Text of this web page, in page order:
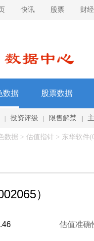
快讯 股票 财经
数据 股票数据
投资评级 限售解禁
数据 > 估值指针 > 东华软件
）
估值准确